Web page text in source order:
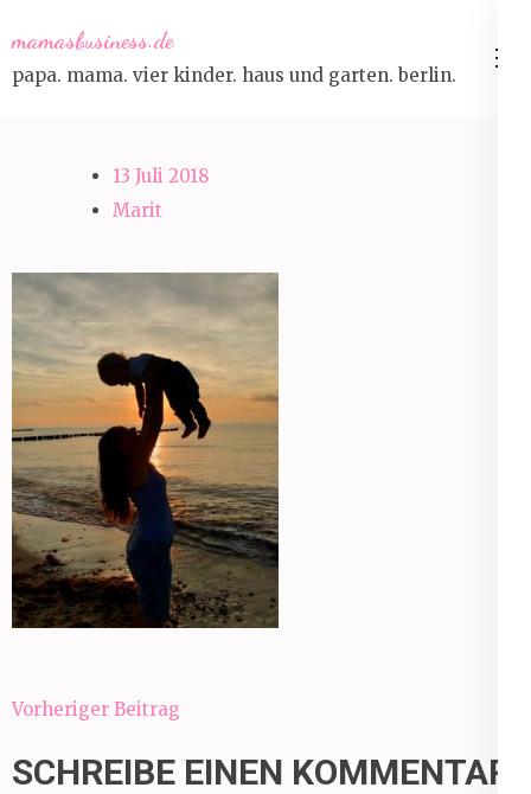
to
content
mamasbusiness.de
papa. mama. vier kinder. haus und garten. berlin.
13 Juli 2018
Marit
Beitragsnavigation
Vorheriger Beitrag
SCHREIBE EINEN KOMMENTAR